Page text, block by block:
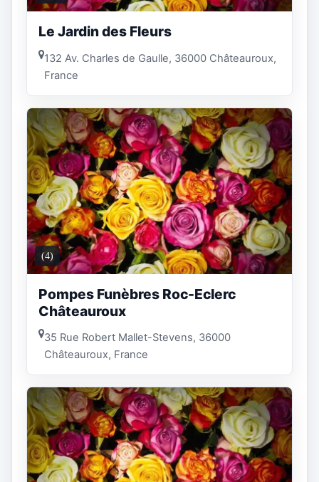
Le Jardin des Fleurs
132 Av. Charles de Gaulle, 36000 Châteauroux,
France
(4)
Pompes Funèbres Roc-Eclerc
Châteauroux
35 Rue Robert Mallet-Stevens, 36000
Châteauroux, France